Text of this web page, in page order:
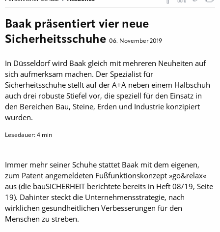
Baak präsentiert vier neue
Sicherheitsschuhe 06. November 2019
In Düsseldorf wird Baak gleich mit mehreren Neuheiten auf
sich aufmerksam machen. Der Spezialist für
Sicherheitsschuhe stellt auf der A+A neben einem Halbschuh
auch drei robuste Stiefel vor, die speziell für den Einsatz in
den Bereichen Bau, Steine, Erden und Industrie konzipiert
wurden.
Lesedauer:4 min
Immer mehr seiner Schuhe stattet Baak mit dem eigenen,
zum Patent angemeldeten Fußfunktionskonzept »go&relax«
aus (die bauSICHERHEIT berichtete bereits in Heft 08/19, Seite
19). Dahinter steckt die Unternehmensstrategie, nach
wirklichen gesundheitlichen Verbesserungen für den
Menschen zu streben.